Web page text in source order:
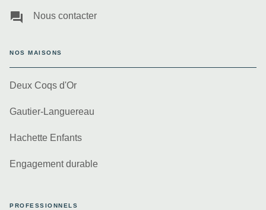
question_answer Nous contacter
NOS MAISONS
Deux Coqs d'Or
Gautier-Languereau
Hachette Enfants
Engagement durable
PROFESSIONNELS